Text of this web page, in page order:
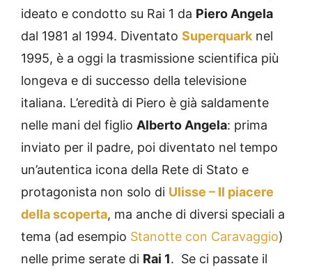
ideato e condotto su Rai 1 da Piero Angela
dal 1981 al 1994. Diventato Superquarknel
1995, è a oggi la trasmissione scientifica più
longeva e di successo della televisione
italiana. L’eredità di Piero è già saldamente
nelle mani del figlio Alberto Angela: prima
inviato per il padre, poi diventato nel tempo
un’autentica icona della Rete di Stato e
protagonista non solo di Ulisse – Il piacere
della scoperta, ma anche di diversi speciali a
tema (ad esempio Stanotte con Caravaggio)
nelle prime serate di Rai 1. Se ci passate il